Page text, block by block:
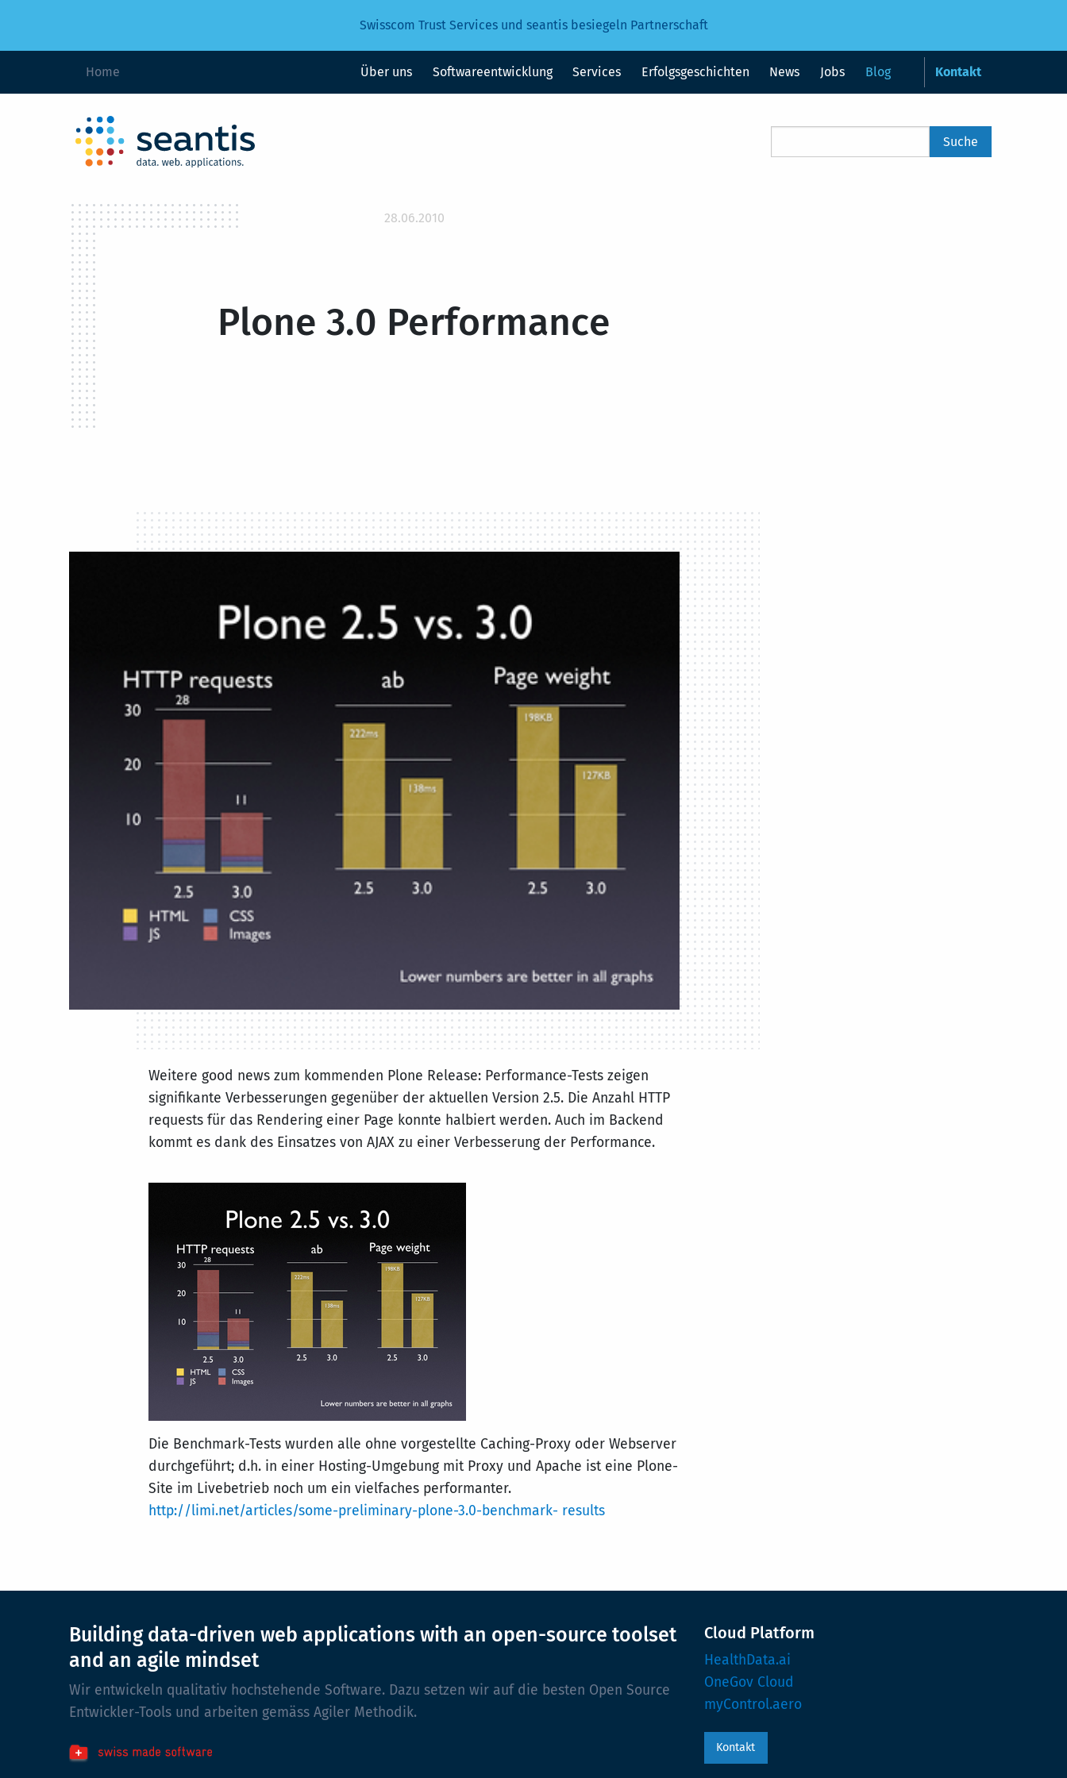
Swisscom Trust Services und seantis besiegeln Partnerschaft
Home Über uns Softwareentwicklung Services Erfolgsgeschichten News Jobs Blog Kontakt
28.06.2010
Plone 3.0 Performance
Weitere good news zum kommenden Plone Release: Performance-Tests zeigen
signifikante Verbesserungen gegenüber der aktuellen Version 2.5. Die Anzahl HTTP
requests für das Rendering einer Page konnte halbiert werden. Auch im Backend
kommt es dank des Einsatzes von AJAX zu einer Verbesserung der Performance.
Die Benchmark-Tests wurden alle ohne vorgestellte Caching-Proxy oder Webserver
durchgeführt; d.h. in einer Hosting-Umgebung mit Proxy und Apache ist eine Plone-
Site im Livebetrieb noch um ein vielfaches performanter.
http://limi.net/articles/some-preliminary-plone-3.0-benchmark- results
Building data-driven web applications with an open-source toolset
and an agile mindset
Wir entwickeln qualitativ hochstehende Software. Dazu setzen wir auf die besten Open Source
Entwickler-Tools und arbeiten gemäss Agiler Methodik.
Cloud Platform
HealthData.ai
OneGov Cloud
myControl.aero
Kontakt